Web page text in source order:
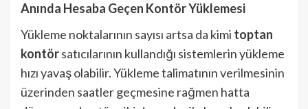
Anında Hesaba Geçen Kontör Yüklemesi
Yükleme noktalarının sayısı artsa da kimi toptan
kontörsatıcılarının kullandığı sistemlerin yükleme
hızı yavaş olabilir. Yükleme talimatının verilmesinin
üzerinden saatler geçmesine rağmen hatta